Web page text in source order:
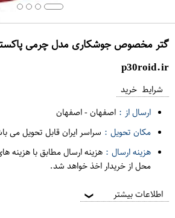
گتر مخصوص جوشکاری مدل چرمی
p30roid.ir
شرایط خرید
ارسال از : اصفهان-اصفهان
مکان تحویل : سراسر ایران قابل تحویل می
هزینه ارسال : هزینه ارسال مطابق با هزینه
محل از خریدار اخذ خواهد شد.
اطلاعات بیشتر ❯